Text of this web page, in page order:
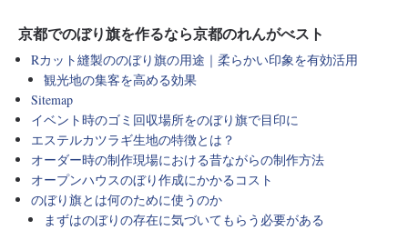
京都でのぼり旗を作るなら京都のれんがべスト
Rカット縫製ののぼり旗の用途｜柔らかい印象を有効活用
観光地の集客を高める効果
Sitemap
イベント時のゴミ回収場所をのぼり旗で目印に
エステルカツラギ生地の特徴とは？
オーダー時の制作現場における昔ながらの制作方法
オープンハウスのぼり作成にかかるコスト
のぼり旗とは何のために使うのか
まずはのぼりの存在に気づいてもらう必要がある